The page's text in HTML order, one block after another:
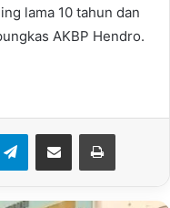
lama 10 tahun dan
AKBP Hendro.
Telegram